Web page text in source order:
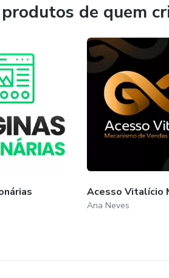
de quem
Acesso Vitalício
Ana Neves